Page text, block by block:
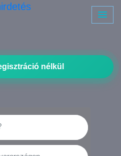
nélkül